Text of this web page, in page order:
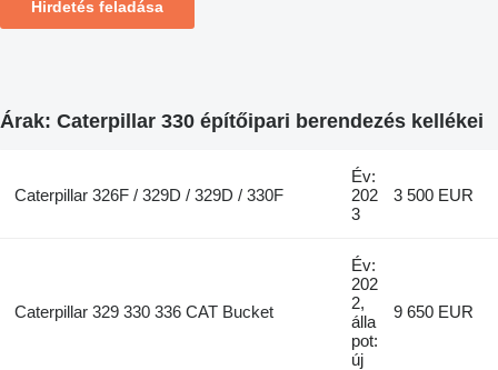
Hirdetés feladása
Árak: Caterpillar 330 építőipari berendezés kellékei
Caterpillar 326F / 329D / 329D / 330F
Év:
202
3
3 500 EUR
Caterpillar 329 330 336 CAT Bucket
Év:
202
2,
álla
pot:
új
9 650 EUR